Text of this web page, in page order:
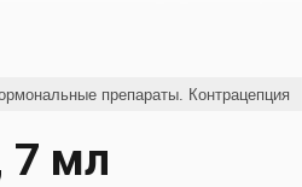
препараты. Контрацепция
7 мл